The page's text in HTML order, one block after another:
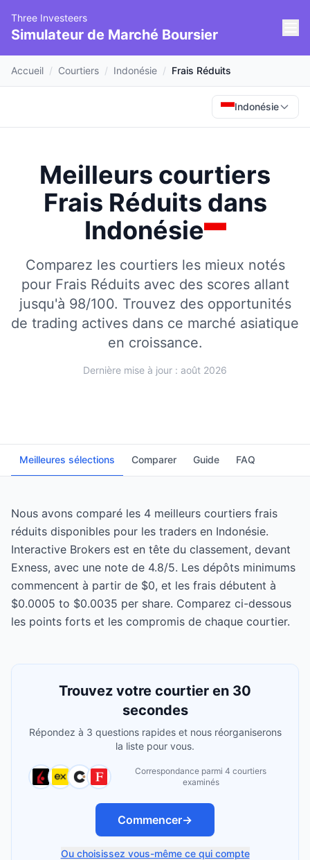
Three Investeers
Simulateur de Marché Boursier
Accueil / Courtiers / Indonésie / Frais Réduits
Indonésie
Meilleurs courtiers
Frais Réduits dans
Indonésie
Comparez les courtiers les mieux notés
pour Frais Réduits avec des scores allant
jusqu'à 98/100. Trouvez des opportunités
de trading actives dans ce marché asiatique
en croissance.
Dernière mise à jour : août 2026
Meilleures sélections Comparer Guide FAQ
Nous avons comparé les 4 meilleurs courtiers frais
réduits disponibles pour les traders en Indonésie.
Interactive Brokers est en tête du classement, devant
Exness, avec une note de 4.8/5. Les dépôts minimums
commencent à partir de $0, et les frais débutent à
$0.0005 to $0.0035 per share. Comparez ci-dessous
les points forts et les compromis de chaque courtier.
Trouvez votre courtier en 30
secondes
Répondez à 3 questions rapides et nous réorganiserons
la liste pour vous.
Correspondance parmi 4 courtiers
examinés
Commencer→
Ou choisissez vous-même ce qui compte